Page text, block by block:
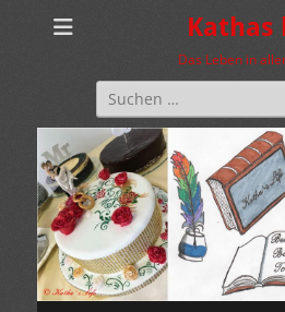
Kathas
Das Leben in
Suchen
nach: